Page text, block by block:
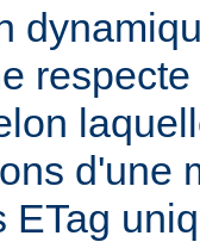
d'une
ETag